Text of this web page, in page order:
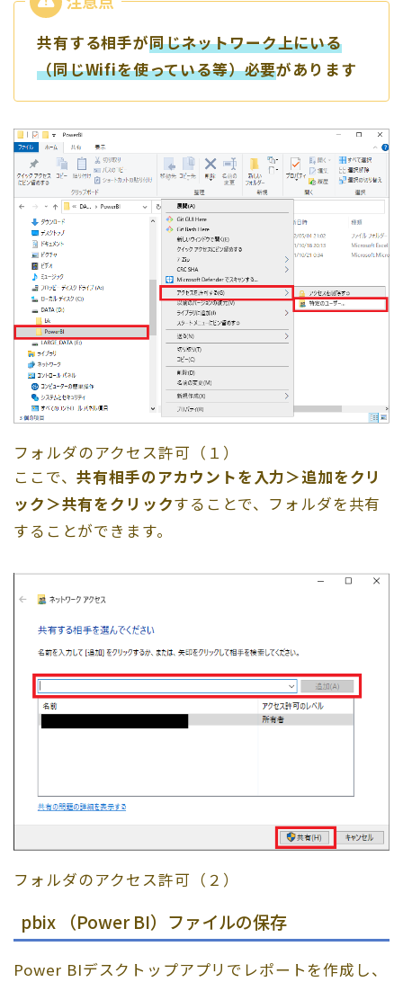
共有する相手が同じネットワーク上にいる
（同じWifiを使っている等）必要があります
フォルダのアクセス許可（１）
ここで、共有相手のアカウントを入力＞追加をクリ
ック＞共有をクリックすることで、フォルダを共有
することができます。
フォルダのアクセス許可（２）
pbix （Power BI）ファイルの保存
Power BIデスクトップアプリでレポートを作成し、